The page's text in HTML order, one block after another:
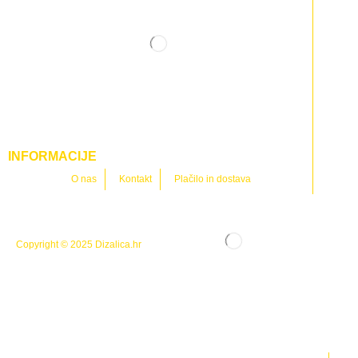
INFORMACIJE
O nas Kontakt Plačilo in dostava
Copyright © 2025 Dizalica.hr